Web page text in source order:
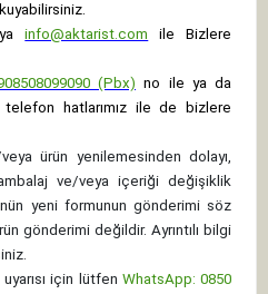
info@aktarist.com
ile Bizlere
(Pbx) no ile ya da
telefon hatlarımız ile de bizlere
ürün yenilemesinden dolayı,
ve/veya içeriği değişiklik
yeni formunun gönderimi söz
gönderimi değildir. Ayrıntılı bilgi
için lütfen WhatsApp: 0850